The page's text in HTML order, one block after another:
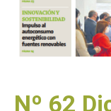
Nº 62